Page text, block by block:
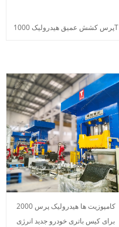
پرس کشش عمیق هیدرولیک 1000T
2000 کامپوزیت ها هیدرولیک پرس
برای کیس باتری خودرو جدید انرژی